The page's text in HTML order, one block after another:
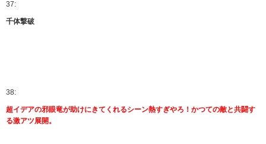
37:
千体撃破
38:
超イデアの邪眼竜が助けにきてくれるシーン熱すぎやろ！かつての敵と共闘す
る激アツ展開。